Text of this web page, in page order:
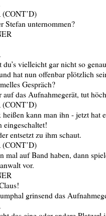
Stefan unternommen?
vielleicht gar nicht so
hat nun offenbar plötzlich
Gespräch?
das Aufnahmegerät, tut
kann man ihn - jetzt hat
eingeschaltet!
entsetzt zu ihm schaut.
mal auf Band haben, dann
vor.
grinsend das